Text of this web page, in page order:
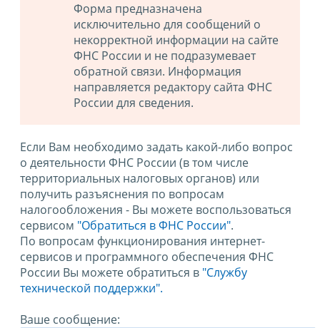
Форма предназначена
исключительно для сообщений о
некорректной информации на сайте
ФНС России и не подразумевает
обратной связи. Информация
направляется редактору сайта ФНС
России для сведения.
Если Вам необходимо задать какой-либо вопрос
о деятельности ФНС России (в том числе
территориальных налоговых органов) или
получить разъяснения по вопросам
налогообложения - Вы можете воспользоваться
сервисом "Обратиться в ФНС России".
По вопросам функционирования интернет-
сервисов и программного обеспечения ФНС
России Вы можете обратиться в "Службу
технической поддержки".
Ваше сообщение: